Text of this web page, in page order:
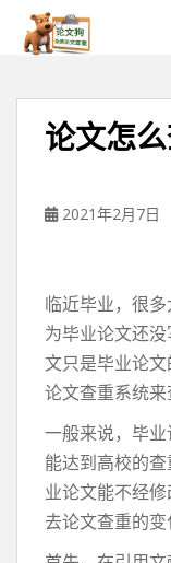
论文怎
2021年2月7日
临近毕业，很
为毕业论文还
文只是毕业论
论文查重系统来
一般来说，毕
能达到高校的
业论文能不经
去论文查重的变